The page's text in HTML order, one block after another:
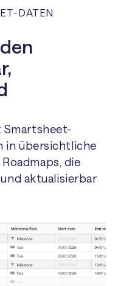
DATEN
Smartsheet-
in übersichtliche
die
aktualisierbar